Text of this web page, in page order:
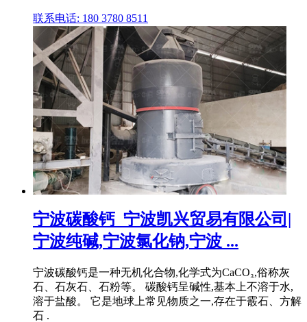
联系电话: 180 3780 8511
宁波碳酸钙_宁波凯兴贸易有限公司|
宁波纯碱,宁波氯化钠,宁波 ...
宁波碳酸钙是一种无机化合物,化学式为CaCO₃,俗称灰
石、石灰石、石粉等。 碳酸钙呈碱性,基本上不溶于水,
溶于盐酸。 它是地球上常见物质之一,存在于霰石、方解
石 .